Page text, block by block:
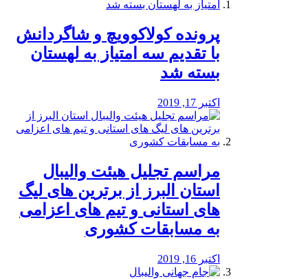
پرونده کولاکوویچ و شاگردانش
با تقدیم سه امتیاز به لهستان
بسته شد
اکتبر 17, 2019
مراسم تجلیل هیئت والیبال
استان البرز از برترین های لیگ
های استانی و تیم های اعزامی
به مسابقات کشوری
اکتبر 16, 2019